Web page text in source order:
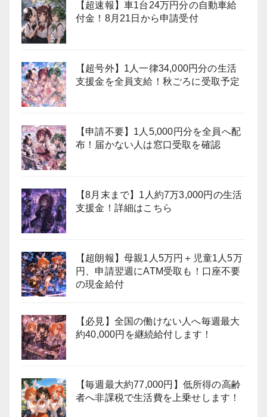
【超速報】車1台24万円分の自動車給
付金！8月21日から申請受付
【超号外】1人一律34,000円分の生活
支援金を全員支給！秋ごろに受取予定
【申請不要】1人5,000円分を全員へ配
布！届かない人は窓口受取を確認
【8月末まで】1人約7万3,000円の生活
支援金！詳細はこちら
【超朗報】母親1人5万円＋児童1人5万
円、申請翌週にATM受取も！口座不要
の現金給付
【必見】全国の働けない人へ毎週最大
約40,000円を継続給付します！
【毎週最大約77,000円】低所得の高齢
者へ非課税で生活費を上乗せします！